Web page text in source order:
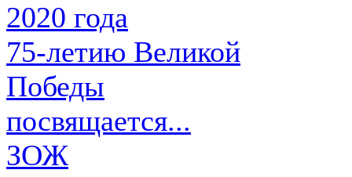
2020 года
75-летию Великой
Победы
посвящается...
ЗОЖ